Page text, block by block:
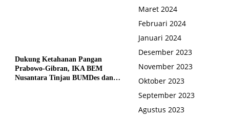
Dukung Ketahanan Pangan
Prabowo-Gibran, IKA BEM
Nusantara Tinjau BUMDes dan
Maret 2024
Februari 2024
Januari 2024
Desember 2023
November 2023
Oktober 2023
September 2023
Agustus 2023